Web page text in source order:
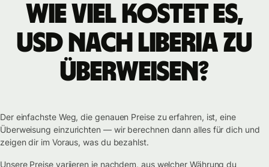
Wie viel kostet es,
USD nach Liberia zu
überweisen?
Der einfachste Weg, die genauen Preise zu erfahren, ist, eine
Überweisung einzurichten — wir berechnen dann alles für dich und
zeigen dir im Voraus, was du bezahlst.
Unsere Preise variieren je nachdem, aus welcher Währung du